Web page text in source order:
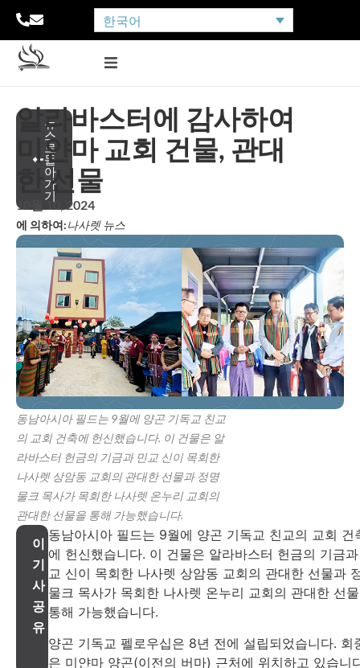
한국어
뉴
스
로
돌
아
가
기
알라바스터에 감사하여
미얀마 교회 건물, 관대
한 선물
10월 10, 2024
에 의하여:나사렛 뉴스
동남아시아 필드는 9월에 양곤 기독교 친교
의 교회 건축에 헌신했습니다. 이 건물은 알
라바스터 헌금의 기금과 민교 신이 목회한
나사렛 상암동 교회의 관대한 선물과 정명
물크 목사가 목회한 나사렛 온누리 교회의
관대한 선물을 통해 가능했습니다.
이
기
사
공
유
동남아시아 필드는 9월에 양곤 기독교 친교의 교회 건
에 헌신했습니다. 이 건물은 알라바스터 헌금의 기금
교 신이 목회한 나사렛 상암동 교회의 관대한 선물과
물크 목사가 목회한 나사렛 온누리 교회의 관대한 선
통해 가능했습니다.
양곤 기독교 펠로우십은 8년 전에 설립되었습니다. 회
은 미얀마 양곤(이전의 버마) 근처에 위치하고 있습니